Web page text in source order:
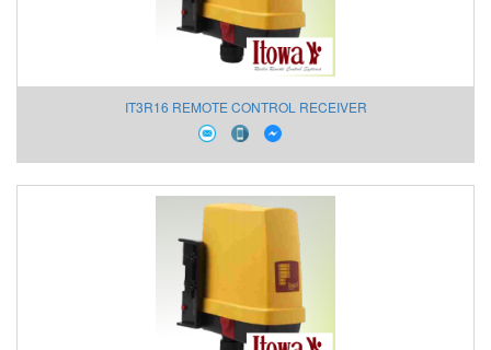
IT3R16 REMOTE CONTROL RECEIVER